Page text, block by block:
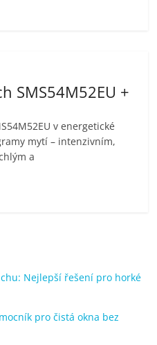
SMS54M52EU +
v energetické
mytí – intenzivním,
a
Nejlepší řešení pro horké
pro čistá okna bez